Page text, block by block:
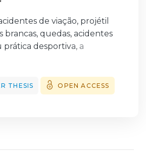
de viação, projétil
brancas, quedas, acidentes
desportiva, a
medulares tem vindo a
o número de pessoas
vida que tinha anteriormente.
THESIS OPEN ACCESS